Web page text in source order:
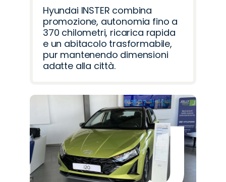
Hyundai INSTER combina
promozione, autonomia fino a
370 chilometri, ricarica rapida
e un abitacolo trasformabile,
pur mantenendo dimensioni
adatte alla città.